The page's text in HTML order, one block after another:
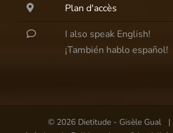
Plan d'accès
I also speak English!
¡También hablo español!
© 2026 Dietitude - Gisèle Gual |